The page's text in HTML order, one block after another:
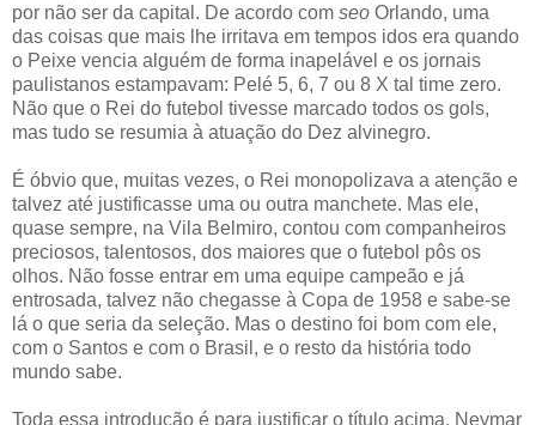
por não ser da capital. De acordo com seo Orlando, uma
das coisas que mais lhe irritava em tempos idos era quando
o Peixe vencia alguém de forma inapelável e os jornais
paulistanos estampavam: Pelé 5, 6, 7 ou 8 X tal time zero.
Não que o Rei do futebol tivesse marcado todos os gols,
mas tudo se resumia à atuação do Dez alvinegro.
É óbvio que, muitas vezes, o Rei monopolizava a atenção e
talvez até justificasse uma ou outra manchete. Mas ele,
quase sempre, na Vila Belmiro, contou com companheiros
preciosos, talentosos, dos maiores que o futebol pôs os
olhos. Não fosse entrar em uma equipe campeão e já
entrosada, talvez não chegasse à Copa de 1958 e sabe-se
lá o que seria da seleção. Mas o destino foi bom com ele,
com o Santos e com o Brasil, e o resto da história todo
mundo sabe.
Toda essa introdução é para justificar o título acima. Neymar